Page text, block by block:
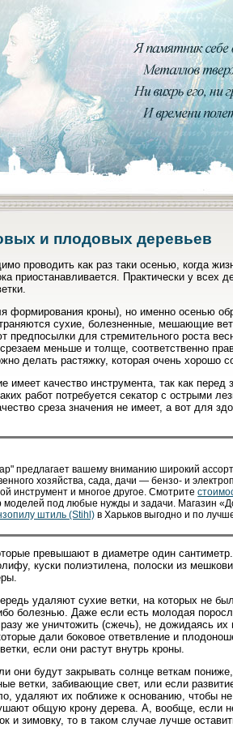
и плодовых деревьев
проводить как раз таки осенью, когда
приостанавливается. Практически у всех
формирования кроны), но именно осенью
сухие, болезненные, мешающие
предпосылки для стремительного роста
меньше и толще, соответственно
делать растяжку, которая очень хорошо
имеет качество инструмента, так как перед
работ потребуется секатор с острыми
среза значения не имеет, а вот для
предлагает вашему вниманию широкий
хозяйства, сада, дачи — бензо- и
инструмент и многое другое. Смотрите
под любые нужды и задачи. Магазин
штиль (Stihl) в Харьков выгодно и по
превышают в диаметре один
куски полиэтилена, полоски из
удаляют сухие ветки, на которых не
болезнью. Даже если есть молодая
же уничтожить (сжечь), не дожидаясь
дали боковое ответвление и
если они растут внутрь кроны.
они будут закрывать солнце веткам
ветки, забивающие свет, или если
удаляют их поближе к основанию, чтобы
общую крону дерева. А, вообще, если
и зимовку, то в таком случае лучше